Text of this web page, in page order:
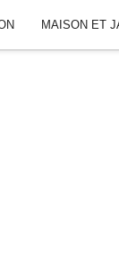
MAISON ET